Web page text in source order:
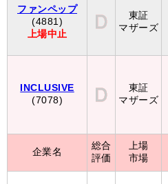
ファンペップ
(4881)
上場中止
INCLUSIVE
(7078)
企業名
東証
マザーズ
東証
マザーズ
総合
評価
上場
市場